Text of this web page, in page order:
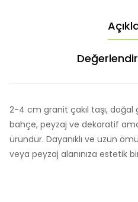
2-4 cm granit çakıl taşı,
bahçe, peyzaj ve dekoratif
üründür. Dayanıklı ve uzun
veya peyzaj alanınıza estetik